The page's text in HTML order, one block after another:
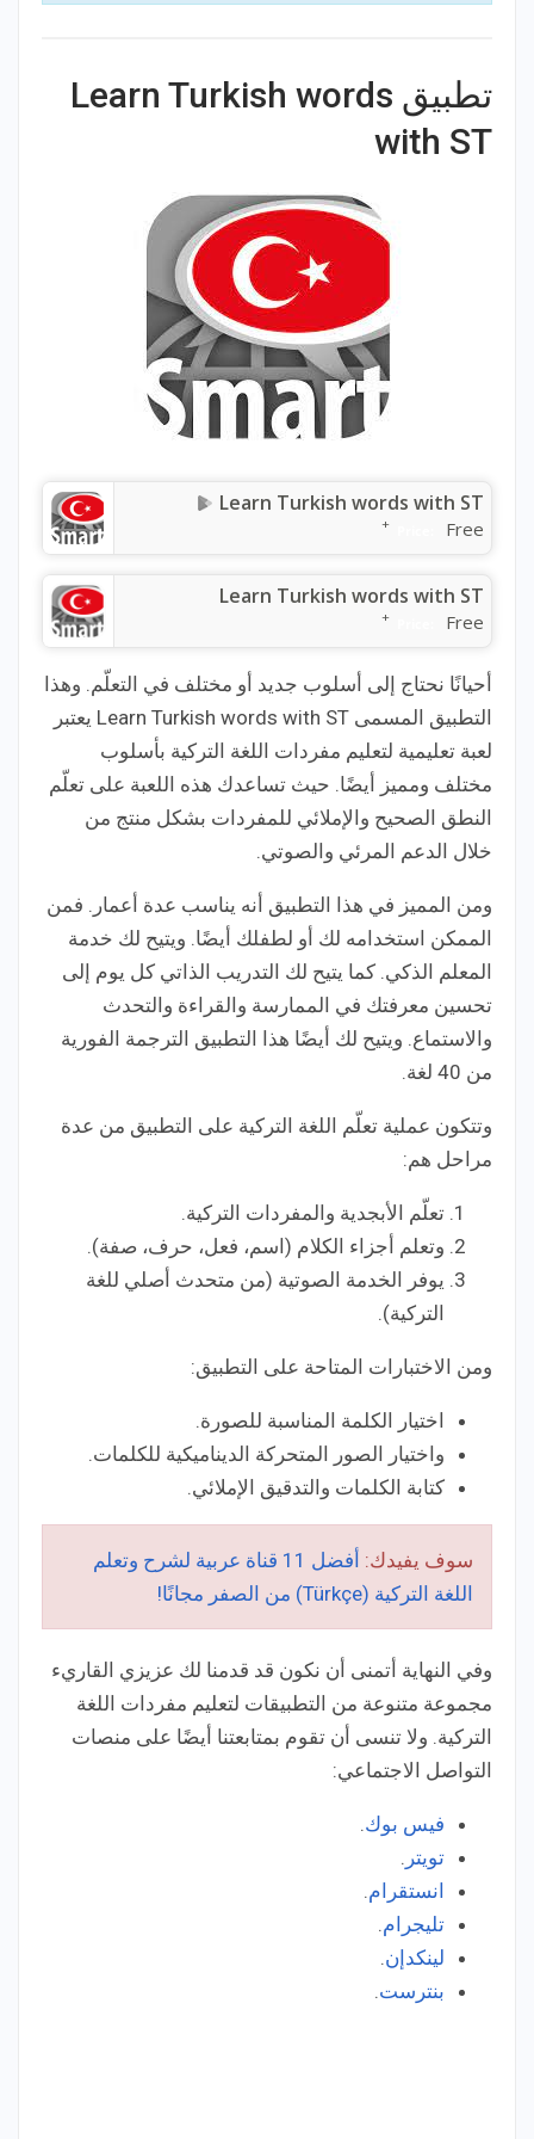
تطبيق Learn Turkish words
with ST
Learn Turkish words with ST
Free
+
Learn Turkish words with ST
Free
+
أحيانًا نحتاج إلى أسلوب جديد أو مختلف في التعلّم. وهذا
التطبيق المسمى Learn Turkish words with ST يعتبر
لعبة تعليمية لتعليم مفردات اللغة التركية بأسلوب
مختلف ومميز أيضًا. حيث تساعدك هذه اللعبة على تعلّم
النطق الصحيح والإملائي للمفردات بشكل منتج من
خلال الدعم المرئي والصوتي.
ومن المميز في هذا التطبيق أنه يناسب عدة أعمار. فمن
الممكن استخدامه لك أو لطفلك أيضًا. ويتيح لك خدمة
المعلم الذكي. كما يتيح لك التدريب الذاتي كل يوم إلى
تحسين معرفتك في الممارسة والقراءة والتحدث
والاستماع. ويتيح لك أيضًا هذا التطبيق الترجمة الفورية
من 40 لغة.
وتتكون عملية تعلّم اللغة التركية على التطبيق من عدة
مراحل هم:
تعلّم الأبجدية والمفردات التركية.
وتعلم أجزاء الكلام (اسم، فعل، حرف، صفة).
يوفر الخدمة الصوتية (من متحدث أصلي للغة
التركية).
ومن الاختبارات المتاحة على التطبيق:
اختيار الكلمة المناسبة للصورة.
واختيار الصور المتحركة الديناميكية للكلمات.
كتابة الكلمات والتدقيق الإملائي.
سوف يفيدك:
أفضل 11 قناة عربية لشرح وتعلم
اللغة التركية (Türkçe) من الصفر مجانًا!
وفي النهاية أتمنى أن نكون قد قدمنا لك عزيزي القاريء
مجموعة متنوعة من التطبيقات لتعليم مفردات اللغة
التركية. ولا تنسى أن تقوم بمتابعتنا أيضًا على منصات
التواصل الاجتماعي:
فيس بوك.
تويتر .
انستقرام.
تليجرام.
لينكدإن.
بنترست.